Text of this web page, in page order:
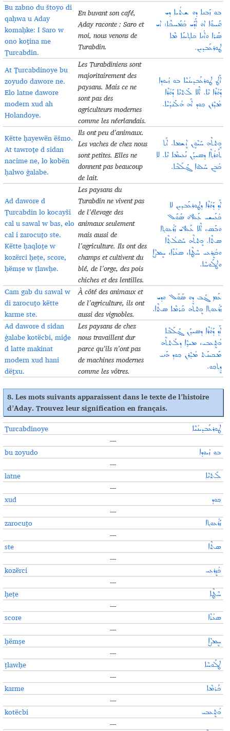
Bu zabno du štoyo di
qaḥwa u Aday
komaḥke: I Saro w
ono koṯina me
Ṭurcabdin.
En buvant son café,
Aday raconte : Saro et
moi, nous venons de
Turabdin.
ܒܘ ܙܰܒܢܐ ܕܘ ܫܬܳܝܐ ܕܝ
ܩܰܚܘܰܐ ܐܘ ܐܰܕܰܝ ܟܳܡܰܚܟܶܐ: ܐܝ
ܣܰܪܐ ܘܐܳܢܐ ܟܐܬ݂ܝܢܰܐ ܡܶܐ
ܛܘܪܥܰܒܕܝܢ.
At Ṭurcabdinoye bu
zoyudo dawore ne.
Elo latne dawore
modern xud ah
Holandoye.
Les Turabdiniens sont
majoritairement des
paysans. Mais ce ne
sont pas des
agriculteurs modernes
comme les néerlandais.
ܐܰܛ ܛܘܪܥܰܒܕܝܢܳܝܶܐ ܒܘ ܙܳܝܘܕܐ
ܕܰܘܳܪܶܐ ܢܶܐ. ܐܶܠܐ ܠܰܬܢܶܐ ܕܰܘܳܪܶܐ
ܡܳܕܶܪܢ ܟ݂ܘܕ ܐܰܗ ܗܳܠܰܢܕܳܝܶܐ.
Këtte ḥayewën ëšmo.
At tawroṯe d sidan
nacime ne, lo kobën
ḥalwo ġalabe.
Ils ont peu d’animaux.
Les vaches de chez nous
sont petites. Elles ne
donnent pas beaucoup
de lait.
ܟܷܬܬܶܗ ܚܰܝܶܘܷܢ ܐܷܫܡܐ. ܐܰܬ
ܬܰܘܪܳܬ݂ܶܐ ܕܣܝܕܰܢ ܢܰܥܝܡܶܐ ܢܶܐ. ܠܐ
ܟܳܒܷܢ ܚܰܠܘܐ ܓ݂ܰܠܰܒܶܐ.
Ad dawore d
Ṭurcabdin lo kocayši
cal u sawal w bas, elo
cal i zarocuṯo ste.
Këtte ḥaqloṯe w
kozërci ḥeṭe, score,
ḥëmṣe w ṭlawḥe.
Les paysans du
Turabdin ne vivent pas
de l’élevage des
animaux seulement
mais aussi de
l’agriculture. Ils ont des
champs et cultivent du
blé, de l’orge, des pois
chiches et des lentilles.
ܐܰܕ ܕܰܘܳܪܶܐ ܕܛܘܪܥܰܒܕܝܢ ܠܐ
ܟܳܥܰܝܫܝ ܥܰܠ ܐܘ ܣܰܘܰܠ
ܘܒܰܣ، ܐܶܠܐ ܥܰܠ ܐܝ ܙܰܪܳܥܘܬ݂ܐ
ܣܬܶܐ. ܟܷܬܬܶܗ ܚܰܩܠܳܬ݂ܶܐ
ܘܟܳܙܷܪܥܝ ܚܶܛܶܐ، ܣܥܳܪܶܐ، ܚܷܡܨܶܐ
ܘܛܠܰܘܚܶܐ.
Cam gab du sawal w
di zarocuṯo këtte
karme ste.
À côté des animaux et
de l’agriculture, ils ont
aussi des vignobles.
ܥܰܡ ܓܰܒ ܕܘ ܣܰܘܰܠ ܘܕܝ
ܙܰܪܳܥܘܬ݂ܐ ܟܷܬܬܶܗ ܟܰܪܡܶܐ ܣܬܶܐ.
Ad dawore d sidan
ġalabe kotëcbi, miḏe
d latte makinat
modern xud hani
dëṯxu.
Les paysans de chez
nous travaillent dur
parce qu’ils n’ont pas
de machines modernes
comme les vôtres.
ܐܰܕ ܕܰܘܳܪܶܐ ܕܣܝܕܰܢ ܓ݂ܰܠܰܒܶܐ
ܟܳܬܷܥܒܝ، ܡܝܕ݂ܶܐ ܕܠܰܬܬܶܗ
ܡܰܟܝܢܰܬ ܡܳܕܶܪܢ ܟ݂ܘܕ ܗܰܢܝ
ܕܷܬ݂ܟ݂ܘ.
8. Les mots suivants apparaissent dans le texte de l’histoire
d’Aday. Trouvez leur signification en français.
Ṭurcabdinoye ܛܘܪܥܰܒܕܝܢܳܝܶܐ
---
bu zoyudo
ܒܘ ܙܳܝܘܕܐ
---
latne
ܠܰܬܢܶܐ
---
xud
ܟ݂ܘܕ
---
zarocuṯo
ܙܰܪܳܥܘܬ݂ܐ
---
ste
ܣܬܶܐ
---
kozërci
ܟܳܙܷܪܥܝ
---
ḥeṭe
ܚܶܛܶܐ
---
score
ܣܥܳܪܶܐ
---
ḥëmṣe
ܚܷܡܨܶܐ
---
ṭlawḥe
ܛܠܰܘܚܶܐ
---
karme
ܟܰܪܡܶܐ
---
kotëcbi
ܟܳܬܷܥܒܝ
---